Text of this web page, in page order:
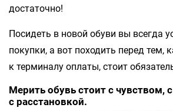
достаточно!
Посидеть в новой обуви вы всегда
покупки, а вот походить перед тем,
к терминалу оплаты, стоит
Мерить обувь стоит с чувством,
с расстановкой.